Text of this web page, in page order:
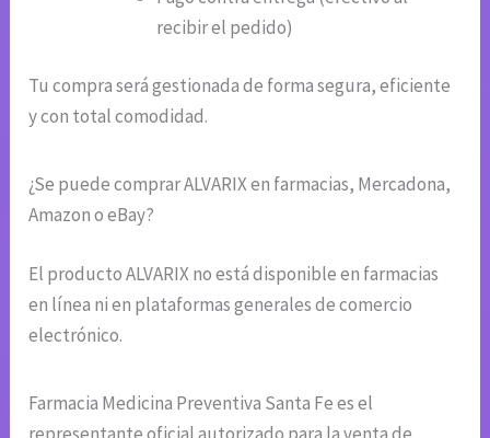
recibir el pedido)
Tu compra será gestionada de forma segura, eficiente
y con total comodidad.
¿Se puede comprar ALVARIX en farmacias, Mercadona,
Amazon o eBay?
El producto ALVARIX no está disponible en farmacias
en línea ni en plataformas generales de comercio
electrónico.
Farmacia Medicina Preventiva Santa Fe es el